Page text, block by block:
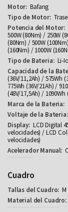
Bafang
500W (80Nm) / 250W
(80Nm) / 500W
(160Nm) / 1000W
Li-
(36V/11,2Ah) / 575Wh
775Wh (36V/21Ah) /
(48V/17,5Ah) / 1090Wh
LCD Digital
velocidades) / LCD
velocidades)
Cuadro